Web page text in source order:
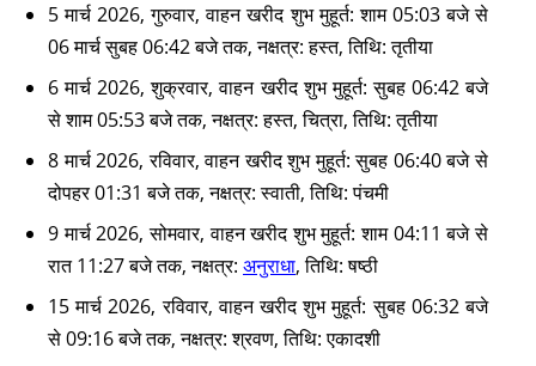
5 मार्च 2026, गुरुवार, वाहन खरीद शुभ मुहूर्त: शाम 05:03 बजे से
06 मार्च सुबह 06:42 बजे तक, नक्षत्र: हस्त, तिथि: तृतीया
6 मार्च 2026, शुक्रवार, वाहन खरीद शुभ मुहूर्त: सुबह 06:42 बजे
से शाम 05:53 बजे तक, नक्षत्र: हस्त, चित्रा, तिथि: तृतीया
8 मार्च 2026, रविवार, वाहन खरीद शुभ मुहूर्त: सुबह 06:40 बजे से
दोपहर 01:31 बजे तक, नक्षत्र: स्वाती, तिथि: पंचमी
9 मार्च 2026, सोमवार, वाहन खरीद शुभ मुहूर्त: शाम 04:11 बजे से
रात 11:27 बजे तक, नक्षत्र: अनुराधा, तिथि: षष्ठी
15 मार्च 2026, रविवार, वाहन खरीद शुभ मुहूर्त: सुबह 06:32 बजे
से 09:16 बजे तक, नक्षत्र: श्रवण, तिथि: एकादशी